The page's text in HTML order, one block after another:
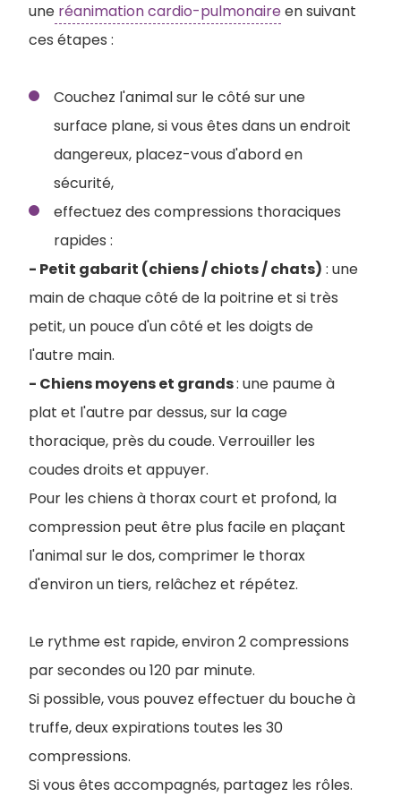
une réanimation cardio-pulmonaireen suivant
ces étapes :
Couchez l'animal sur le côté sur une
surface plane, si vous êtes dans un endroit
dangereux, placez-vous d'abord en
sécurité,
effectuez des compressions thoraciques
rapides :
- Petit gabarit (chiens / chiots / chats) : une
main de chaque côté de la poitrine et si très
petit, un pouce d'un côté et les doigts de
l'autre main.
- Chiens moyens et grands: une paume à
plat et l'autre par dessus, sur la cage
thoracique, près du coude. Verrouiller les
coudes droits et appuyer.
Pour les chiens à thorax court et profond, la
compression peut être plus facile en plaçant
l'animal sur le dos, comprimer le thorax
d'environ un tiers, relâchez et répétez.
Le rythme est rapide, environ 2 compressions
par secondes ou 120 par minute.
Si possible, vous pouvez effectuer du bouche à
truffe, deux expirations toutes les 30
compressions.
Si vous êtes accompagnés, partagez les rôles.